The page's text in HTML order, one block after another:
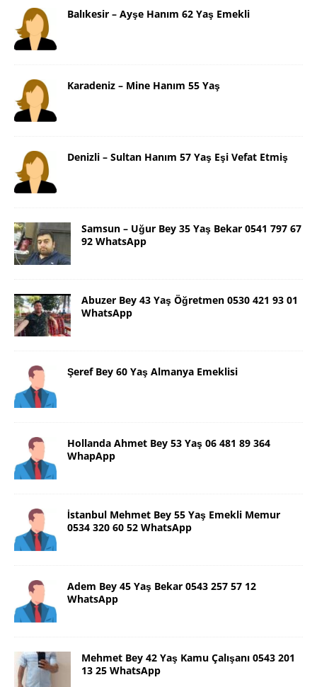
Balıkesir – Ayşe Hanım 62 Yaş Emekli
Karadeniz – Mine Hanım 55 Yaş
Denizli – Sultan Hanım 57 Yaş Eşi Vefat Etmiş
Samsun – Uğur Bey 35 Yaş Bekar 0541 797 67
92 WhatsApp
Abuzer Bey 43 Yaş Öğretmen 0530 421 93 01
WhatsApp
Şeref Bey 60 Yaş Almanya Emeklisi
Hollanda Ahmet Bey 53 Yaş 06 481 89 364
WhapApp
İstanbul Mehmet Bey 55 Yaş Emekli Memur
0534 320 60 52 WhatsApp
Adem Bey 45 Yaş Bekar 0543 257 57 12
WhatsApp
Mehmet Bey 42 Yaş Kamu Çalışanı 0543 201
13 25 WhatsApp